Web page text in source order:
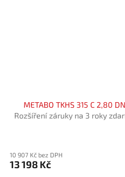
METABO TKHS 315 C 2,80
Rozšíření záruky na 3 roky
10 907 Kč bez DPH
13 198 Kč